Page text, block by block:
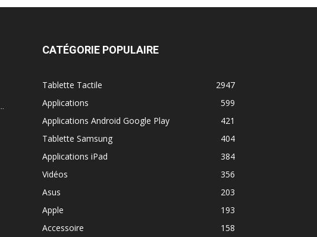
CATÉGORIE POPULAIRE
Tablette Tactile
2947
Applications
599
Applications Android Google Play
421
Tablette Samsung
404
Applications iPad
384
Vidéos
356
Asus
203
Apple
193
Accessoire
158